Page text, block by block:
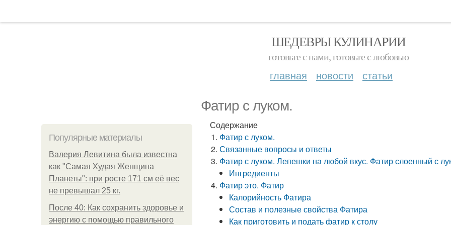
ШЕДЕВРЫ КУЛИНАРИИ
готовьте с нами, готовьте с любовью
главная новости статьи
Фатир с луком.
Популярные материалы
Валерия Левитина была известна
как "Самая Худая Женщина
Планеты": при росте 171 см её вес
не превышал 25 кг.
После 40: Как сохранить здоровье и
энергию с помощью правильного
Содержание
Фатир с луком.
Связанные вопросы и ответы
Фатир с луком. Лепешки на любой вкус. Фатир слоенный с
Ингредиенты
Фатир это. Фатир
Калорийность Фатира
Состав и полезные свойства Фатира
Как приготовить и подать фатир к столу